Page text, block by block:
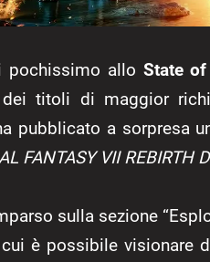
pochissimo allo State
dei titoli di maggior
pubblicato a sorpresa
FANTASY VII REBIRTH
sulla sezione
è possibile visionare